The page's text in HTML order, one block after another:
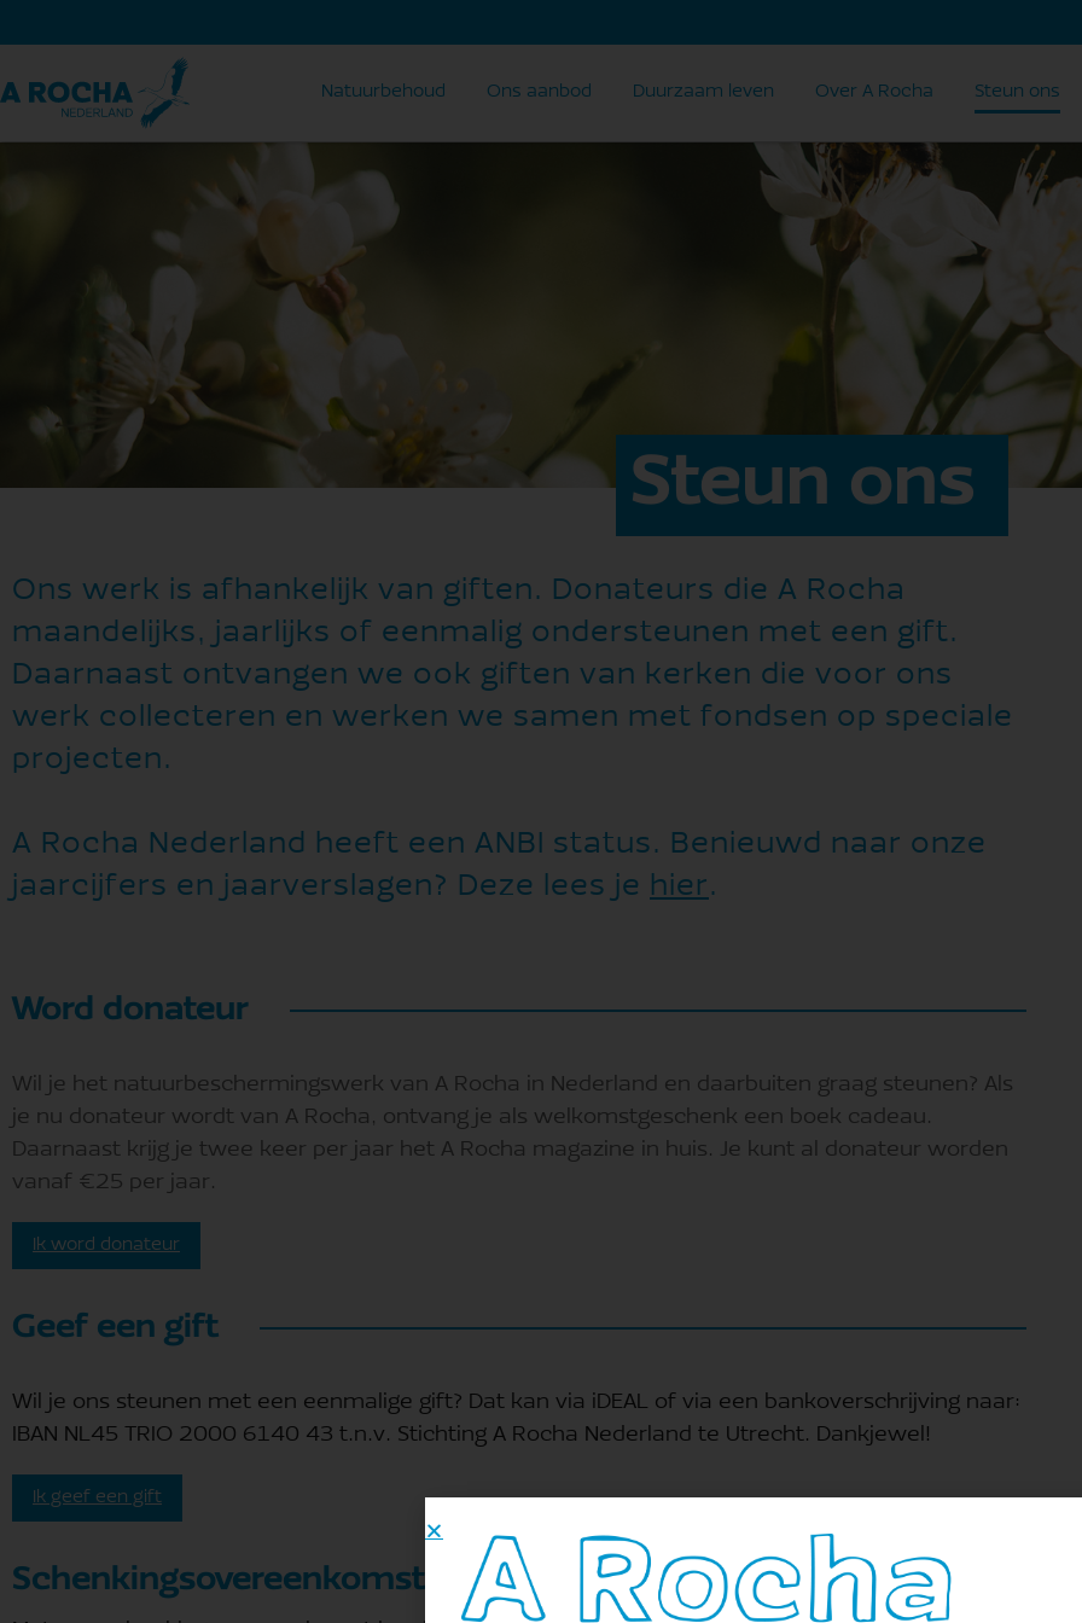
Natuurbehoud Ons aanbod Duurzaam leven Over A Rocha Steun ons
Steun ons
Ons werk is afhankelijk van giften. Donateurs die A Rocha
maandelijks, jaarlijks of eenmalig ondersteunen met een gift.
Daarnaast ontvangen we ook giften van kerken die voor ons
werk collecteren en werken we samen met fondsen op speciale
projecten.
A Rocha Nederland heeft een ANBI status. Benieuwd naar onze
jaarcijfers en jaarverslagen? Deze lees je hier.
Word donateur
Wil je het natuurbeschermingswerk van A Rocha in Nederland en daarbuiten graag steunen? Als
je nu donateur wordt van A Rocha, ontvang je als welkomstgeschenk een boek cadeau.
Daarnaast krijg je twee keer per jaar het A Rocha magazine in huis. Je kunt al donateur worden
vanaf €25 per jaar.
Ik word donateur
Geef een gift
Wil je ons steunen met een eenmalige gift? Dat kan via iDEAL of via een bankoverschrijving naar:
IBAN NL45 TRIO 2000 6140 43 t.n.v. Stichting A Rocha Nederland te Utrecht. Dankjewel!
Ik geef een gift
Schenkingsovereenkomst